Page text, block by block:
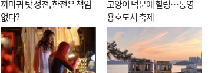
까마귀 탓 정전, 한전은 책임
없다?
고양이 덕분에 힐링…통영
용호도서 축제